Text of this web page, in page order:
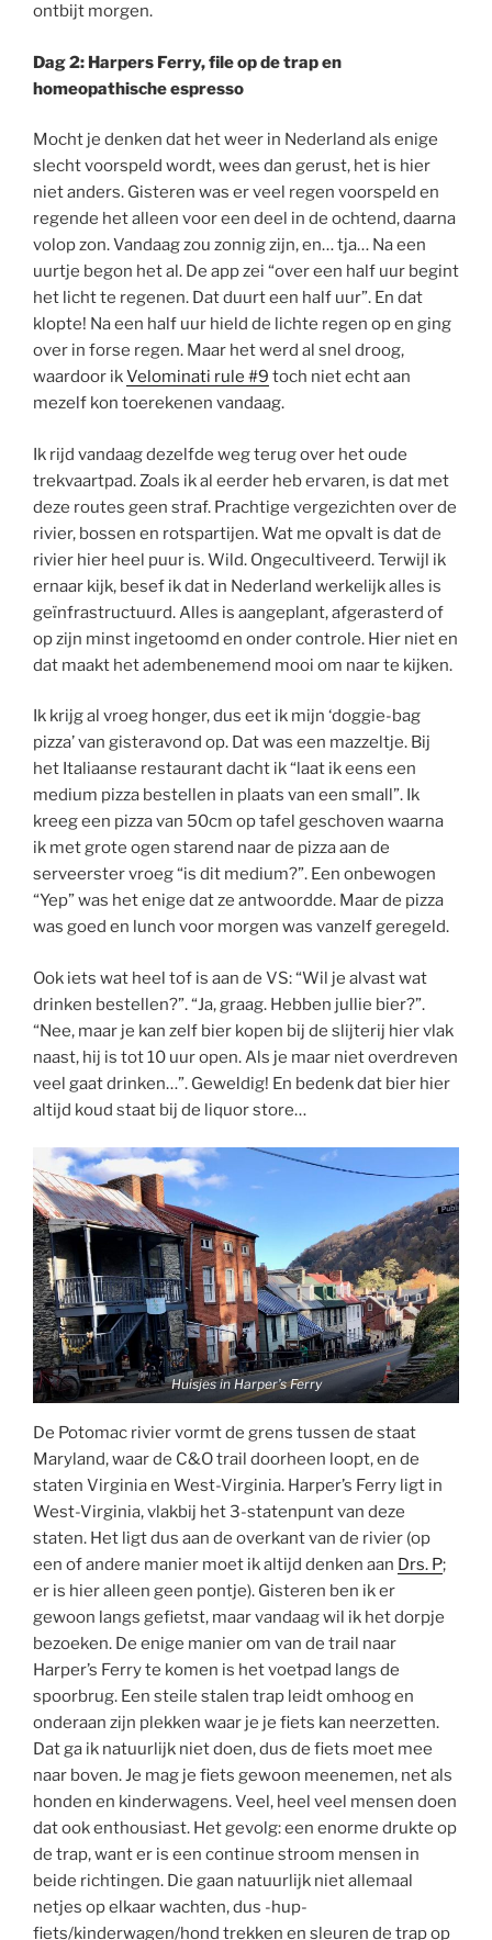
ontbijt morgen.
Dag 2: Harpers Ferry, file op de trap en
homeopathische espresso
Mocht je denken dat het weer in Nederland als enige
slecht voorspeld wordt, wees dan gerust, het is hier
niet anders. Gisteren was er veel regen voorspeld en
regende het alleen voor een deel in de ochtend, daarna
volop zon. Vandaag zou zonnig zijn, en… tja… Na een
uurtje begon het al. De app zei “over een half uur begint
het licht te regenen. Dat duurt een half uur”. En dat
klopte! Na een half uur hield de lichte regen op en ging
over in forse regen. Maar het werd al snel droog,
waardoor ikVelominati rule #9 toch niet echt aan
mezelf kon toerekenen vandaag.
Ik rijd vandaag dezelfde weg terug over het oude
trekvaartpad. Zoals ik al eerder heb ervaren, is dat met
deze routes geen straf. Prachtige vergezichten over de
rivier, bossen en rotspartijen. Wat me opvalt is dat de
rivier hier heel puur is. Wild. Ongecultiveerd. Terwijl ik
ernaar kijk, besef ik dat in Nederland werkelijk alles is
geïnfrastructuurd. Alles is aangeplant, afgerasterd of
op zijn minst ingetoomd en onder controle. Hier niet en
dat maakt het adembenemend mooi om naar te kijken.
Ik krijg al vroeg honger, dus eet ik mijn ‘doggie-bag
pizza’ van gisteravond op. Dat was een mazzeltje. Bij
het Italiaanse restaurant dacht ik “laat ik eens een
medium pizza bestellen in plaats van een small”. Ik
kreeg een pizza van 50cm op tafel geschoven waarna
ik met grote ogen starend naar de pizza aan de
serveerster vroeg “is dit medium?”. Een onbewogen
“Yep” was het enige dat ze antwoordde. Maar de pizza
was goed en lunch voor morgen was vanzelf geregeld.
Ook iets wat heel tof is aan de VS: “Wil je alvast wat
drinken bestellen?”. “Ja, graag. Hebben jullie bier?”.
“Nee, maar je kan zelf bier kopen bij de slijterij hier vlak
naast, hij is tot 10 uur open. Als je maar niet overdreven
veel gaat drinken…”. Geweldig! En bedenk dat bier hier
altijd koud staat bij de liquor store…
Huisjes in Harper’s Ferry
De Potomac rivier vormt de grens tussen de staat
Maryland, waar de C&O trail doorheen loopt, en de
staten Virginia en West-Virginia. Harper’s Ferry ligt in
West-Virginia, vlakbij het 3-statenpunt van deze
staten. Het ligt dus aan de overkant van de rivier (op
een of andere manier moet ik altijd denken aan Drs. P;
er is hier alleen geen pontje). Gisteren ben ik er
gewoon langs gefietst, maar vandaag wil ik het dorpje
bezoeken. De enige manier om van de trail naar
Harper’s Ferry te komen is het voetpad langs de
spoorbrug. Een steile stalen trap leidt omhoog en
onderaan zijn plekken waar je je fiets kan neerzetten.
Dat ga ik natuurlijk niet doen, dus de fiets moet mee
naar boven. Je mag je fiets gewoon meenemen, net als
honden en kinderwagens. Veel, heel veel mensen doen
dat ook enthousiast. Het gevolg: een enorme drukte op
de trap, want er is een continue stroom mensen in
beide richtingen. Die gaan natuurlijk niet allemaal
netjes op elkaar wachten, dus -hup-
fiets/kinderwagen/hond trekken en sleuren de trap op